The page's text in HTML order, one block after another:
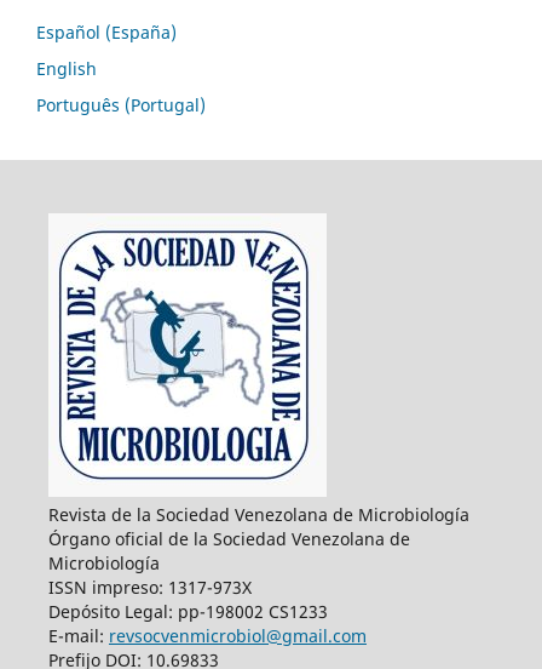
Español (España)
English
Português (Portugal)
Revista de la Sociedad Venezolana de Microbiología
Órgano oficial de la Sociedad Venezolana de
Microbiología
ISSN impreso: 1317-973X
Depósito Legal: pp-198002 CS1233
E-mail: revsocvenmicrobiol@gmail.com
Prefijo DOI: 10.69833